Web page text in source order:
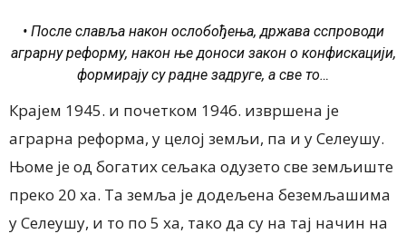
• После славља након ослобођења, држава сспроводи
аграрну реформу, након ње доноси закон о конфискацији,
формирају су радне задруге, а све то…
Крајем 1945. и почетком 1946. извршена је
аграрна реформа, у целој земљи, па и у Селеушу.
Њоме је од богатих сељака одузето све земљиште
преко 20 ха. Та земља је додељена беземљашима
у Селeушу, и то по 5 ха, тако да су на тај начин на